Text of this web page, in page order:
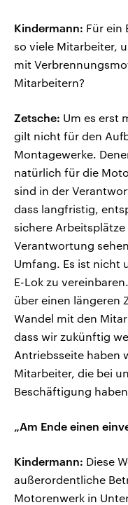
Kindermann: Für ein
so viele Mitarbeiter,
mit
Mitarbeitern?
Zetsche: Um es erst
gilt nicht für den
Montagewerke.
natürlich für die
sind in der
dass langfristig,
sichere
Verantwortung
Umfang. Es ist nicht
E-Lok zu
über einen längeren
Wandel mit den
dass wir zukünftig
Antriebsseite haben
Mitarbeiter, die bei
Beschäftigung
„Am Ende einen
Kindermann: Diese
außerordentliche
Motorenwerk in